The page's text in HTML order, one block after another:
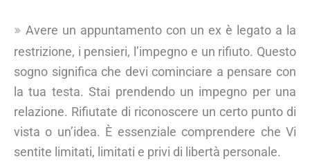
Avere un appuntamento con un ex è legato a la
restrizione, i pensieri, l’impegno e un rifiuto. Questo
sogno significa che devi cominciare a pensare con
la tua testa. Stai prendendo un impegno per una
relazione. Rifiutate di riconoscere un certo punto di
vista o un’idea. È essenziale comprendere che Vi
sentite limitati, limitati e privi di libertà personale.